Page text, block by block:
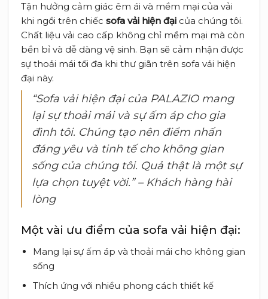
Tận hưởng cảm giác êm ái và mềm mại của vải
khi ngồi trên chiếc sofa vải hiện đại của chúng tôi.
Chất liệu vải cao cấp không chỉ mềm mại mà còn
bền bỉ và dễ dàng vệ sinh. Bạn sẽ cảm nhận được
sự thoải mái tối đa khi thư giãn trên sofa vải hiện
đại này.
“Sofa vải hiện đại của PALAZIO mang
lại sự thoải mái và sự ấm áp cho gia
đình tôi. Chúng tạo nên điểm nhấn
đáng yêu và tinh tế cho không gian
sống của chúng tôi. Quả thật là một sự
lựa chọn tuyệt vời.”– Khách hàng hài
lòng
Một vài ưu điểm của sofa vải hiện đại:
Mang lại sự ấm áp và thoải mái cho không gian
sống
Thích ứng với nhiều phong cách thiết kế